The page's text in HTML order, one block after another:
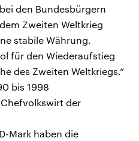
den Bundesbürgern
Zweiten Weltkrieg
stabile Währung.
für den Wiederaufstieg
des Zweiten Weltkriegs.“
bis 1998
der
Mark haben die